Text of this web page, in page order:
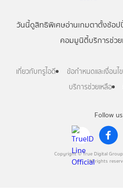
Follow us
Copyright © True Digital
All rights
วันนี้ดูสิทธิพิเศษอ่านเกมตาตั้งช้อป
คอมมูนิตี้บริการช่ว
เกี่ยวกับทรูไอดี ข้อกำหนดและเงื่อนไข
บริการช่วยเหลือ